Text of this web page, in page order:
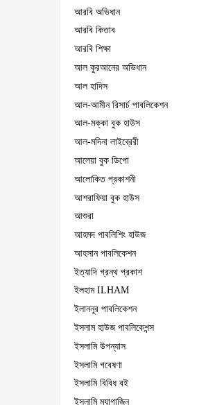
আরবি অভিধান
আরবি কিতাব
আরবি শিক্ষা
আল কুরআনের অভিধান
আল হাদিস
আল-আমীন রিসার্চ পাবলিকেশন
আল-মক্কা বুক হাউস
আল-মদিনা লাইব্রেরী
আলেয়া বুক ডিপো
আলোকিত প্রকাশনী
আশরাফিয়া বুক হাউস
আশুরা
আহমদ পাবলিশিং হাউজ
আহসান পাবলিকেশন
ইত্যাদি গ্রন্থ প্রকাশ
ইলহাম ILHAM
ইলাননূর পাবলিকেশন
ইসলাম হাউজ পাবলিকেশন্স
ইসলামি উপন্যাস
ইসলামি গবেষণা
ইসলামি বিবিধ বই
ইসলামি ম্যাগাজিন